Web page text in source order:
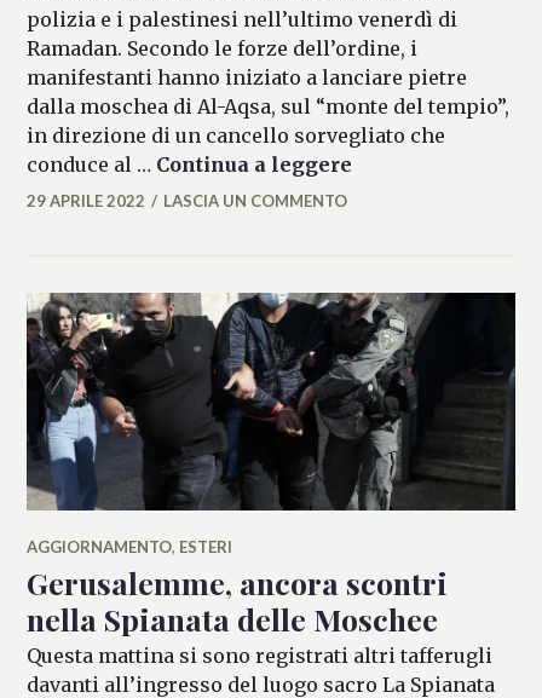
polizia e i palestinesi nell’ultimo venerdì di
Ramadan. Secondo le forze dell’ordine, i
manifestanti hanno iniziato a lanciare pietre
dalla moschea di Al-Aqsa, sul “monte del tempio”,
in direzione di un cancello sorvegliato che
conduce al … Continua a leggere
MICAELA
29 APRILE 2022 LASCIA UN COMMENTO
AGGIORNAMENTO, ESTERI
Gerusalemme, ancora scontri
nella Spianata delle Moschee
Questa mattina si sono registrati altri tafferugli
davanti all’ingresso del luogo sacro La Spianata